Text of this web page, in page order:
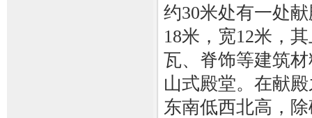
约30米处有一处
18米，宽12米，
瓦、脊饰等建筑
山式殿堂。在献
东南低西北高，